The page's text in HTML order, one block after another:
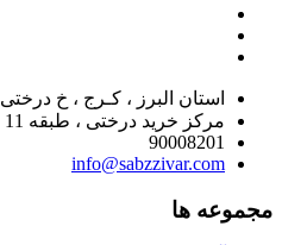
استان البرز ، کـرج ، خ درختی
مرکز خرید درختی ، طبقه 11
90008201
info@sabzzivar.com
مجموعه ها